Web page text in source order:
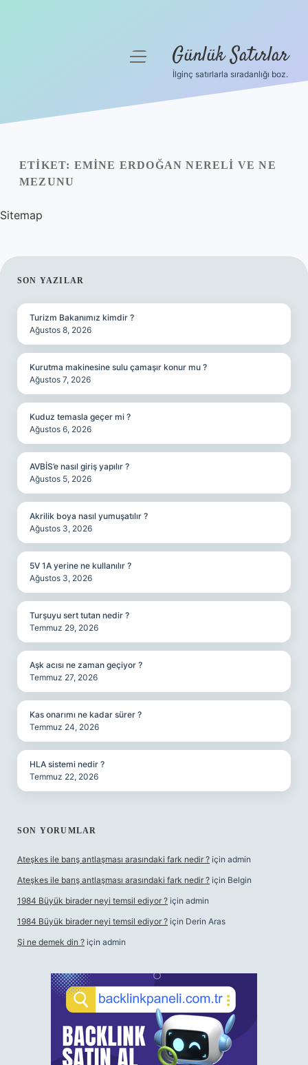
Yasal Uyarı
menüyü Günlük Satırlar
İlginç satırlarla sıradanlığı boz.
ETIKET: EMINE ERDOĞAN NERELI VE NE
MEZUNU
Sitemap
SIDEBAR
SON YAZILAR
Turizm Bakanımız kimdir ?
Ağustos 8, 2026
Kurutma makinesine sulu çamaşır konur mu ?
Ağustos 7, 2026
Kuduz temasla geçer mi ?
Ağustos 6, 2026
AVBİS’e nasıl giriş yapılır ?
Ağustos 5, 2026
Akrilik boya nasıl yumuşatılır ?
Ağustos 3, 2026
5V 1A yerine ne kullanılır ?
Ağustos 3, 2026
Turşuyu sert tutan nedir ?
Temmuz 29, 2026
Aşk acısı ne zaman geçiyor ?
Temmuz 27, 2026
Kas onarımı ne kadar sürer ?
Temmuz 24, 2026
HLA sistemi nedir ?
Temmuz 22, 2026
SON YORUMLAR
Ateşkes ile barış antlaşması arasındaki fark nedir ? için admin
Ateşkes ile barış antlaşması arasındaki fark nedir ? için Belgin
1984 Büyük birader neyi temsil ediyor ? için admin
1984 Büyük birader neyi temsil ediyor ? için Derin Aras
Şi ne demek din ? için admin